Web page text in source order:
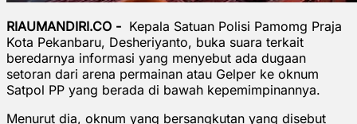
RIAUMANDIRI.CO - Kepala Satuan Polisi Pamomg Praja
Kota Pekanbaru, Desheriyanto, buka suara terkait
beredarnya informasi yang menyebut ada dugaan
setoran dari arena permainan atau Gelper ke oknum
Satpol PP yang berada di bawah kepemimpinannya.
Menurut dia, oknum yang bersangkutan yang disebut